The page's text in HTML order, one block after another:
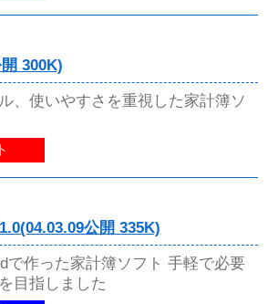
300K)
、使いやすさを重視した家計簿ソ
公開 335K)
で作った家計簿ソフト 手軽で必要
目指しました